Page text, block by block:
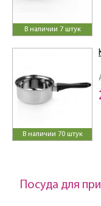
В наличии 7 штук
В наличии 70 штук
Посуда для